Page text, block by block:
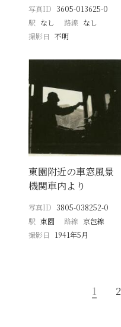
写真ID 3605-013625-0
駅 なし 路線 なし
撮影日
不明
東園附近の車窓風景
機関車内より
写真ID 3805-038252-0
駅 東園 路線 京包線
撮影日
1941年5月
1 2